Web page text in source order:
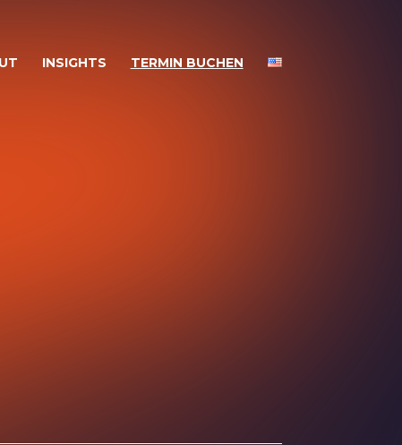
INSIGHTS TERMIN BUCHEN